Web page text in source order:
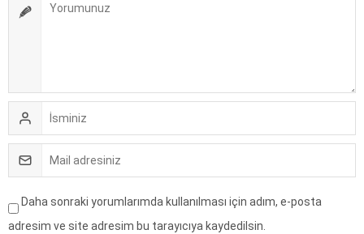
Daha sonraki yorumlarımda kullanılması için adım, e-posta
adresim ve site adresim bu tarayıcıya kaydedilsin.